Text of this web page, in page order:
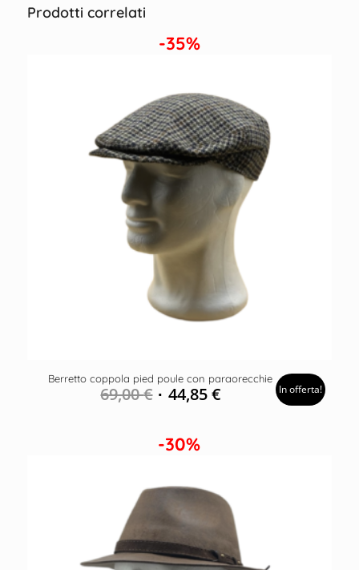
Prodotti correlati
-35%
Berretto coppola pied poule con paraorecchie
69,00€ 44,85€ In offerta!
-30%